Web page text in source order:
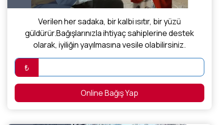
Verilen her sadaka, bir kalbi ısıtır, bir yüzü
güldürür.Bağışlarınızla ihtiyaç sahiplerine destek
olarak, iyiliğin yayılmasına vesile olabilirsiniz.
₺
Online Bağış Yap